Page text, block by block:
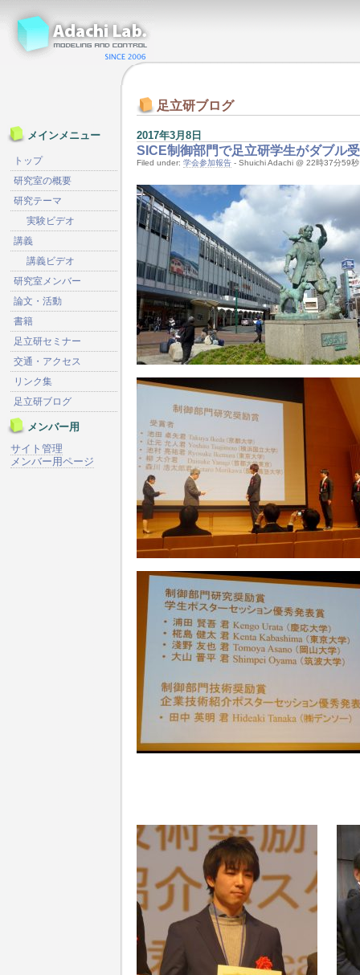
足立研ブログ
2017年3月8日
SICE制御部門で足立研学生がダブル
Filed under: 学会参加報告 - Shuichi Adachi @ 22時37分59秒
メインメニュー
トップ
研究室の概要
研究テーマ
実験ビデオ
講義
講義ビデオ
研究室メンバー
論文・活動
書籍
足立研セミナー
交通・アクセス
リンク集
足立研ブログ
メンバー用
サイト管理
メンバー用ページ